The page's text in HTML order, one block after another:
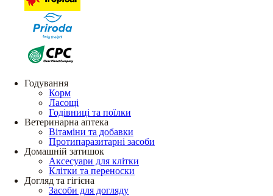
Годування
Корм
Ласощі
Годівниці та поїлки
Ветеринарна аптека
Вітаміни та добавки
Протипаразитарні засоби
Домашній затишок
Аксесуари для клітки
Клітки та переноски
Догляд та гігієна
Засоби для догляду